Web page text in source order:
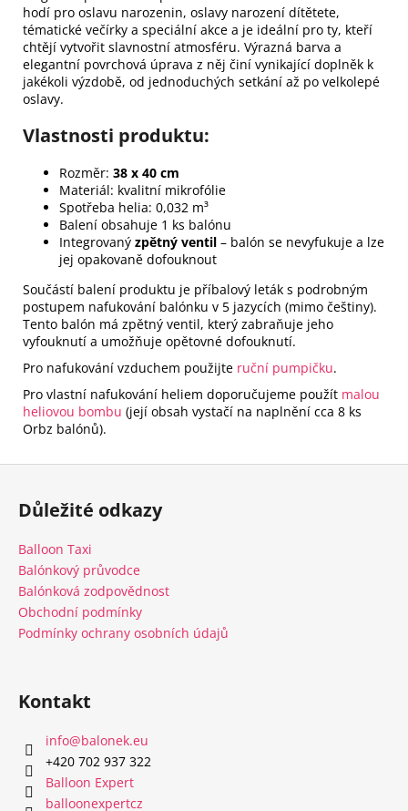
hodí pro oslavu narozenin, oslavy narození dítětete,
tématické večírky a speciální akce a je ideální pro ty, kteří
chtějí vytvořit slavnostní atmosféru. Výrazná barva a
elegantní povrchová úprava z něj činí vynikající doplněk k
jakékoli výzdobě, od jednoduchých setkání až po velkolepé
oslavy.
Vlastnosti produktu:
Rozměr: 38 x 40 cm
Materiál: kvalitní mikrofólie
Spotřeba helia: 0,032 m³
Balení obsahuje 1 ks balónu
Integrovaný zpětný ventil – balón se nevyfukuje a lze
jej opakovaně dofouknout
Součástí balení produktu je příbalový leták s podrobným
postupem nafukování balónku v 5 jazycích (mimo češtiny).
Tento balón má zpětný ventil, který zabraňuje jeho
vyfouknutí a umožňuje opětovné dofouknutí.
Pro nafukování vzduchem použijte ruční pumpičku.
Pro vlastní nafukování heliem doporučujeme použít malou
heliovou bombu (její obsah vystačí na naplnění cca 8 ks
Orbz balónů).
Z
Důležité odkazy
Balloon Taxi
Balónkový průvodce
Balónková zodpovědnost
Obchodní podmínky
Podmínky ochrany osobních údajů
Kontakt
info@balonek.eu
‭+420 702 937 322‬
Balloon Expert
balloonexpertcz